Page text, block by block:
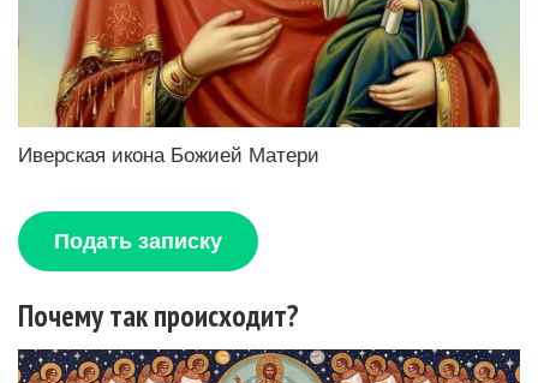
Иверская икона Божией Матери
Подать записку
Почему так происходит?